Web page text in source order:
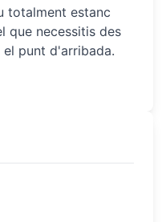
totalment estanc
que necessitis des
punt d'arribada.